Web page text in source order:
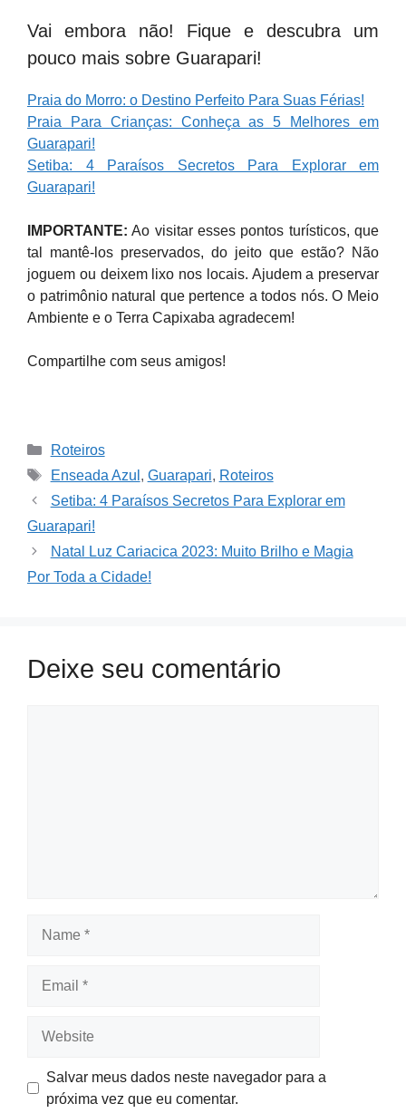
Vai embora não! Fique e descubra um
pouco mais sobre Guarapari!
Praia do Morro: o Destino Perfeito Para Suas Férias!
Praia Para Crianças: Conheça as 5 Melhores em
Guarapari!
Setiba: 4 Paraísos Secretos Para Explorar em
Guarapari!
IMPORTANTE: Ao visitar esses pontos turísticos, que
tal mantê-los preservados, do jeito que estão? Não
joguem ou deixem lixo nos locais. Ajudem a preservar
o patrimônio natural que pertence a todos nós. O Meio
Ambiente e o Terra Capixaba agradecem!
Compartilhe com seus amigos!
Categories
Roteiros
Tags
Enseada Azul , Guarapari, Roteiros
Setiba: 4 Paraísos Secretos Para Explorar em
Guarapari!
Natal Luz Cariacica 2023: Muito Brilho e Magia
Por Toda a Cidade!
Deixe seu comentário
Salvar meus dados neste navegador para a
próxima vez que eu comentar.